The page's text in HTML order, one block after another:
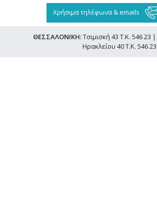
Χρήσιμα τηλέφωνα & emails
ΘΕΣΣΑΛΟΝΙΚΗ:Τσιμισκή 43 Τ.Κ. 546 23 |
Ηρακλείου 40 Τ.Κ. 546